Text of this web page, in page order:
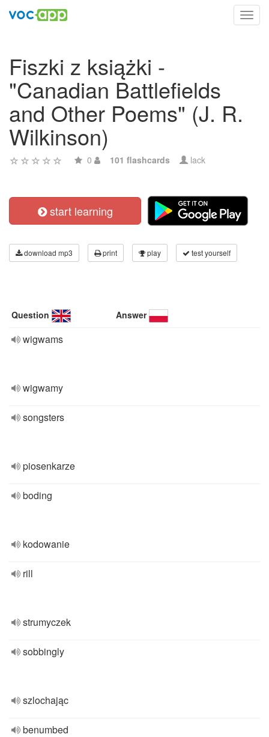
Fiszki z książki -
"Canadian Battlefields
and Other Poems" (J. R.
Wilkinson)
0 101 flashcards lack
start learning
download mp3 print play test yourself
Question Answer
wigwams
wigwamy
songsters
piosenkarze
boding
kodowanie
rill
strumyczek
sobbingly
szlochając
benumbed